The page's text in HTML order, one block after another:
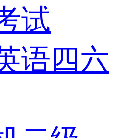
试
语四六